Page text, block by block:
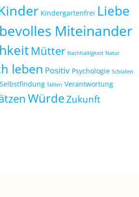
Kindergartenfrei Liebe
Miteinander
Mütter Nachhaltigkeit Natur
leben Positiv Psychologie Schlafen
Selbstfindung Stillen Verantwortung
WürdeZukunft